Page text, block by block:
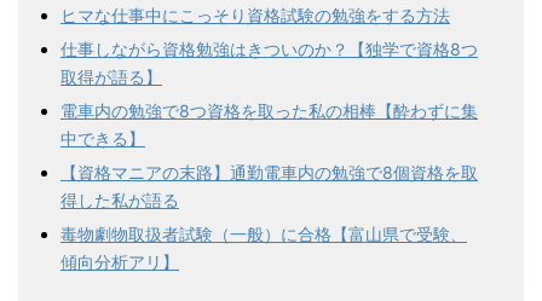
ヒマな仕事中にこっそり資格試験の勉強をする方法
仕事しながら資格勉強はきついのか？【独学で資格8つ
取得が語る】
電車内の勉強で8つ資格を取った私の相棒【酔わずに集
中できる】
【資格マニアの末路】通勤電車内の勉強で8個資格を取
得した私が語る
毒物劇物取扱者試験（一般）に合格【富山県で受験、
傾向分析アリ】